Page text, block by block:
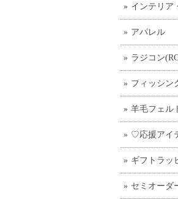
インテリア
アパレル
ラジコン
フィッシン
羊毛フェル
♡応援アイ
ギフトラッ
セミオーダ